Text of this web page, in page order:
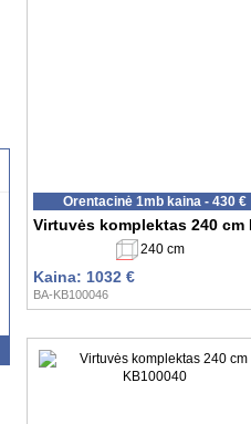
Orentacinė 1mb kaina - 430 €
Virtuvės komplektas 240 cm
240 cm
Kaina: 1032 €
BA-KB100046